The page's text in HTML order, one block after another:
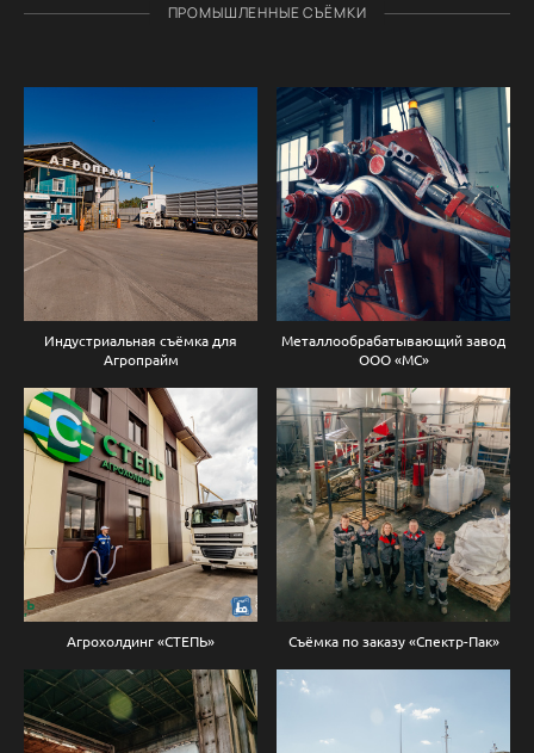
ПРОМЫШЛЕННЫЕ СЪЁМКИ
Индустриальная съёмка для
Агропрайм
Металлообрабатывающий завод
ООО «МС»
Агрохолдинг «СТЕПЬ» Съёмка по заказу «Спектр-Пак»